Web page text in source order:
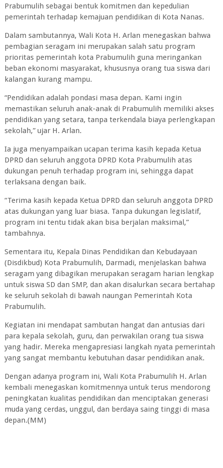
Prabumulih sebagai bentuk komitmen dan kepedulian
pemerintah terhadap kemajuan pendidikan di Kota Nanas.
Dalam sambutannya, Wali Kota H. Arlan menegaskan bahwa
pembagian seragam ini merupakan salah satu program
prioritas pemerintah kota Prabumulih guna meringankan
beban ekonomi masyarakat, khususnya orang tua siswa dari
kalangan kurang mampu.
“Pendidikan adalah pondasi masa depan. Kami ingin
memastikan seluruh anak-anak di Prabumulih memiliki akses
pendidikan yang setara, tanpa terkendala biaya perlengkapan
sekolah,” ujar H. Arlan.
Ia juga menyampaikan ucapan terima kasih kepada Ketua
DPRD dan seluruh anggota DPRD Kota Prabumulih atas
dukungan penuh terhadap program ini, sehingga dapat
terlaksana dengan baik.
“Terima kasih kepada Ketua DPRD dan seluruh anggota DPRD
atas dukungan yang luar biasa. Tanpa dukungan legislatif,
program ini tentu tidak akan bisa berjalan maksimal,”
tambahnya.
Sementara itu, Kepala Dinas Pendidikan dan Kebudayaan
(Disdikbud) Kota Prabumulih, Darmadi, menjelaskan bahwa
seragam yang dibagikan merupakan seragam harian lengkap
untuk siswa SD dan SMP, dan akan disalurkan secara bertahap
ke seluruh sekolah di bawah naungan Pemerintah Kota
Prabumulih.
Kegiatan ini mendapat sambutan hangat dan antusias dari
para kepala sekolah, guru, dan perwakilan orang tua siswa
yang hadir. Mereka mengapresiasi langkah nyata pemerintah
yang sangat membantu kebutuhan dasar pendidikan anak.
Dengan adanya program ini, Wali Kota Prabumulih H. Arlan
kembali menegaskan komitmennya untuk terus mendorong
peningkatan kualitas pendidikan dan menciptakan generasi
muda yang cerdas, unggul, dan berdaya saing tinggi di masa
depan.(MM)